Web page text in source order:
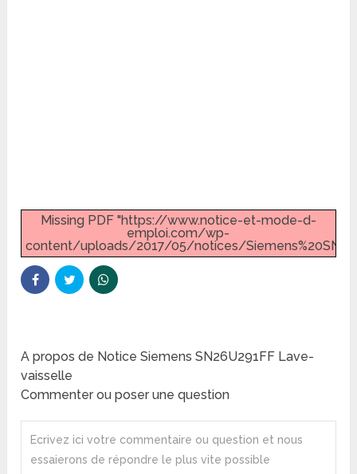
Missing PDF "https://www.notice-et-mode-d-
emploi.com/wp-
content/uploads/2017/05/notices/
A propos de Notice Siemens SN26U291FF Lave-
vaisselle
Commenter ou poser une question